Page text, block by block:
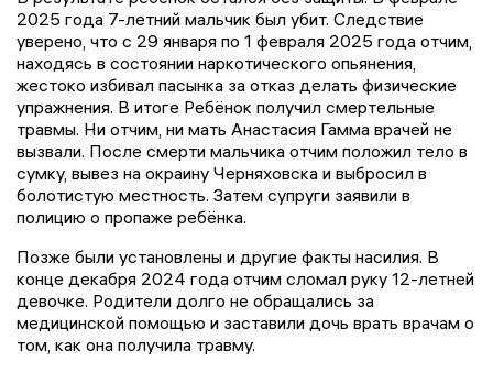
2025 года 7-летний мальчик был убит. Следствие
уверено, что с 29 января по 1 февраля 2025 года отчим,
находясь в состоянии наркотического опьянения,
жестоко избивал пасынка за отказ делать физические
упражнения. В итоге Ребёнок получил смертельные
травмы. Ни отчим, ни мать Анастасия Гамма врачей не
вызвали. После смерти мальчика отчим положил тело в
сумку, вывез на окраину Черняховска и выбросил в
болотистую местность. Затем супруги заявили в
полицию о пропаже ребёнка.
Позже были установлены и другие факты насилия. В
конце декабря 2024 года отчим сломал руку 12-летней
девочке. Родители долго не обращались за
медицинской помощью и заставили дочь врать врачам о
том, как она получила травму.